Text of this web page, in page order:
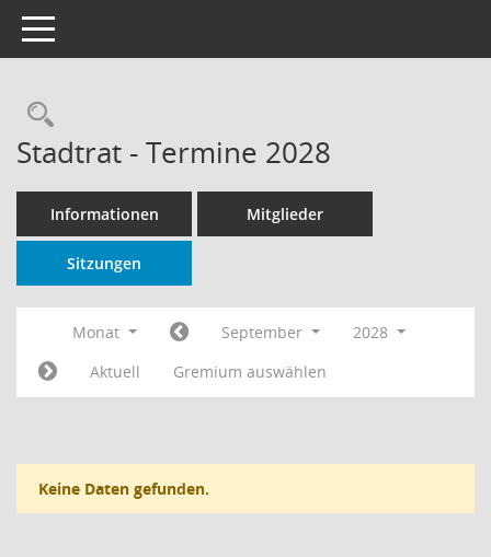
Toggle navigation
Rechercheauswahl
Stadtrat - Termine 2028
Informationen Mitglieder
Sitzungen
Monat September
2028
Aktuell
Gremium auswählen
Keine Daten gefunden.